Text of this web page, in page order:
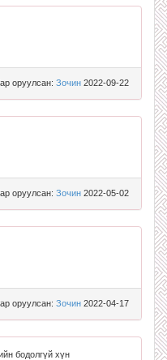
оруулсан: Зочин 2022-09-22
оруулсан: Зочин 2022-05-02
оруулсан: Зочин 2022-04-17
бодолгүй хүн